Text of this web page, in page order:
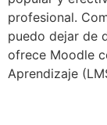
profesional.
puedo dejar de
ofrece Moodle
Aprendizaje